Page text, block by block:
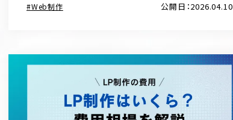
Web制作 公開日：2026.04.10